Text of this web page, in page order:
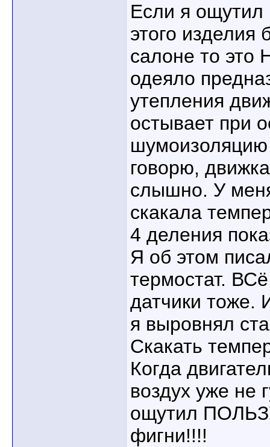
Если я
этого изделия
салоне то
одеяло
утепления
остывает при
говорю,
слышно. У
скакала
4 деления
Я об этом
термостат.
датчики тоже.
я выровнял
Скакать
Когда
воздух уже не
ощутил
фигни!!!!